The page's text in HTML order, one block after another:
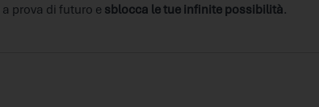
prova di futuro e sblocca le tue infinite possibilità.